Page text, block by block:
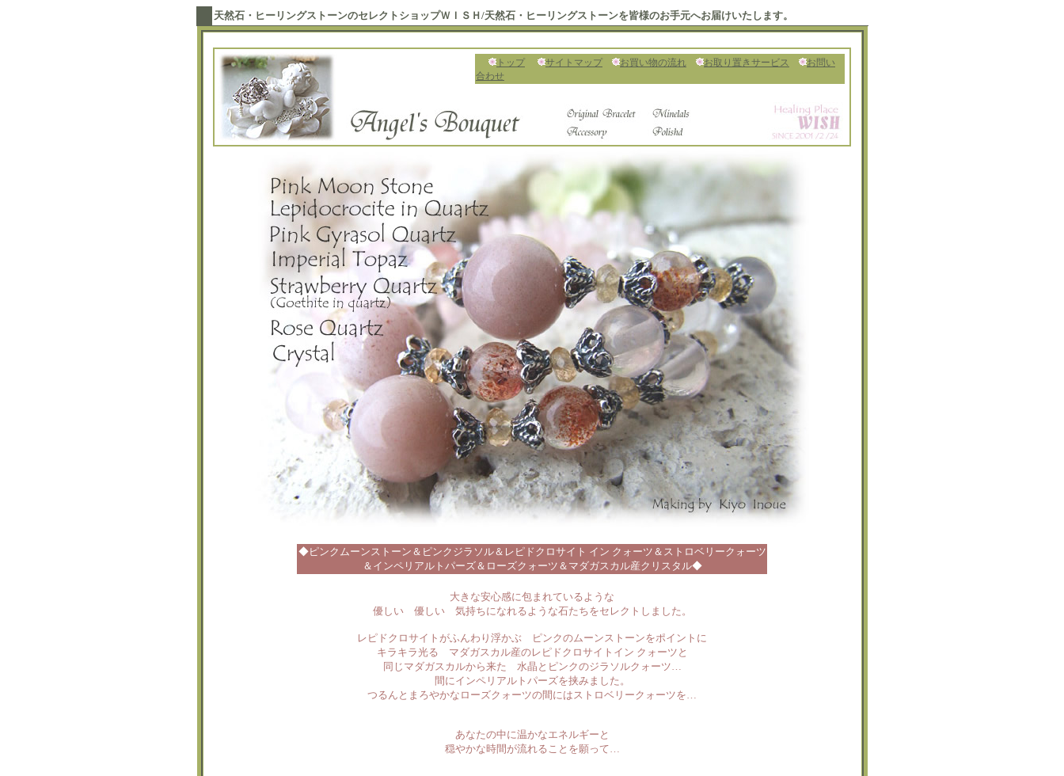
天然石・ヒーリングストーンのセレクトショップＷＩＳＨ/天然石・ヒーリングストーンを皆様のお手元へお届けいたします。
トップ サイトマップ お買い物の流れ お取り置きサービス
お問い
合わせ
◆ピンクムーンストーン＆ピンクジラソル＆レピドクロサイト イン クォーツ＆ストロベリークォーツ
＆インペリアルトパーズ＆ローズクォーツ＆マダガスカル産クリスタル◆
大きな安心感に包まれているような
優しい 優しい 気持ちになれるような石たちをセレクトしました。
レピドクロサイトがふんわり浮かぶ ピンクのムーンストーンをポイントに
キラキラ光る マダガスカル産のレピドクロサイトイン クォーツと
同じマダガスカルから来た 水晶とピンクのジラソルクォーツ…
間にインペリアルトパーズを挟みました。
つるんとまろやかなローズクォーツの間にはストロベリークォーツを…
あなたの中に温かなエネルギーと
穏やかな時間が流れることを願って…